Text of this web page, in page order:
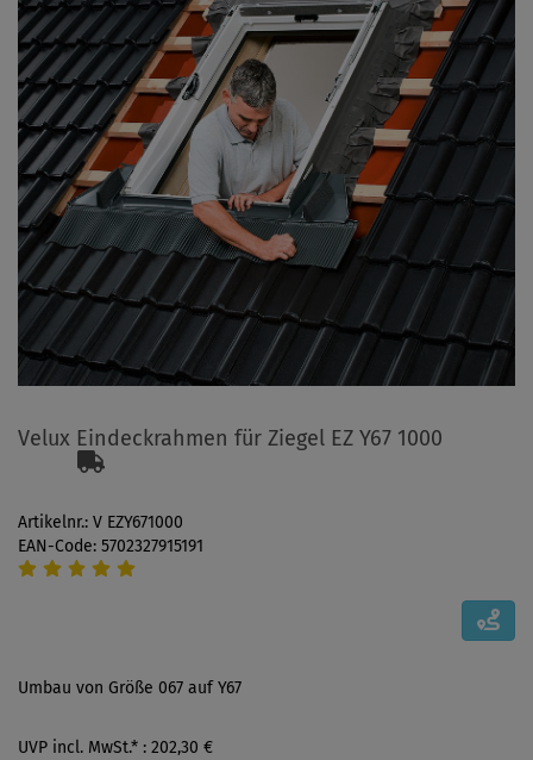
Velux Eindeckrahmen für Ziegel EZ Y67 1000
Artikelnr.: V EZY671000
EAN-Code: 5702327915191
Umbau von Größe 067 auf Y67
UVP incl. MwSt.* : 202,30 €